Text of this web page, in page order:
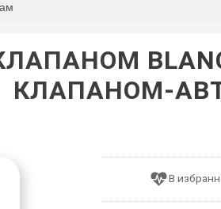
КЛАПАНОМ-